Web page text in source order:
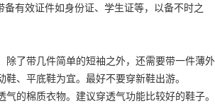
备有效证件如身份证、学生证等，以备不时之
除了带几件简单的短袖之外，还需要带一件薄外
、平底鞋为宜。最好不要穿新鞋出游。
的棉质衣物。建议穿透气功能比较好的鞋子。